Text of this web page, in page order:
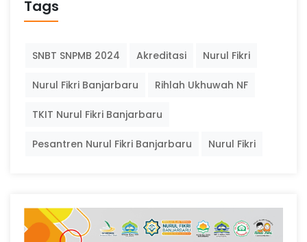
Tags
SNBT SNPMB 2024 Akreditasi Nurul Fikri
Nurul Fikri Banjarbaru Rihlah Ukhuwah NF
TKIT Nurul Fikri Banjarbaru
Pesantren Nurul Fikri Banjarbaru Nurul Fikri